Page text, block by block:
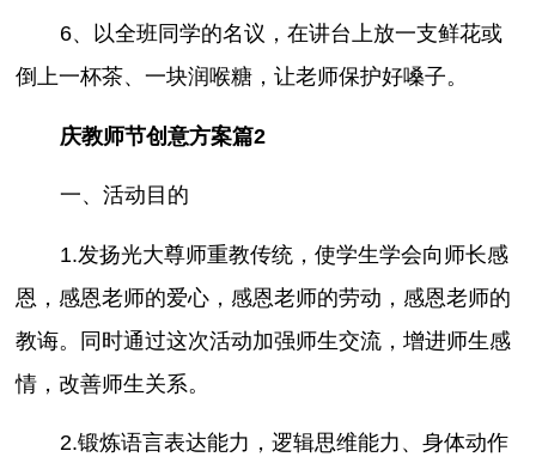
6、以全班同学的名议，在讲台上放一支鲜花或
倒上一杯茶、一块润喉糖，让老师保护好嗓子。
庆教师节创意方案篇2
一、活动目的
1.发扬光大尊师重教传统，使学生学会向师长感
恩，感恩老师的爱心，感恩老师的劳动，感恩老师的
教诲。同时通过这次活动加强师生交流，增进师生感
情，改善师生关系。
2.锻炼语言表达能力，逻辑思维能力、身体动作